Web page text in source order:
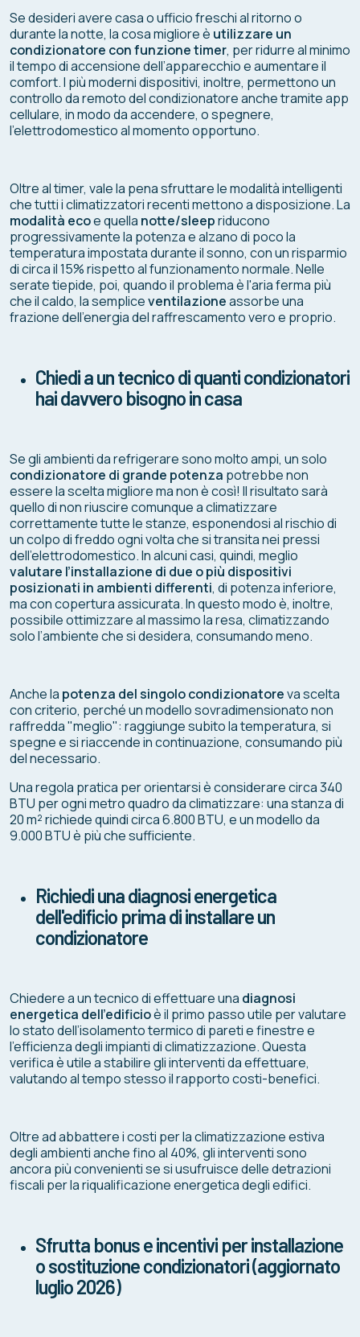
Se desideri avere casa o ufficio freschi al ritorno o
durante la notte, la cosa migliore è utilizzare un
condizionatore con funzione timer, per ridurre al minimo
il tempo di accensione dell’apparecchio e aumentare il
comfort. I più moderni dispositivi, inoltre, permettono un
controllo da remoto del condizionatore anche tramite app
cellulare, in modo da accendere, o spegnere,
l’elettrodomestico al momento opportuno.
Oltre al timer, vale la pena sfruttare le modalità intelligenti
che tutti i climatizzatori recenti mettono a disposizione. La
modalità ecoe quella notte/sleepriducono
progressivamente la potenza e alzano di poco la
temperatura impostata durante il sonno, con un risparmio
di circa il 15% rispetto al funzionamento normale. Nelle
serate tiepide, poi, quando il problema è l'aria ferma più
che il caldo, la sempliceventilazioneassorbe una
frazione dell'energia del raffrescamento vero e proprio.
Chiedi a un tecnico di quanti condizionatori
hai davvero bisogno in casa
Se gli ambienti da refrigerare sono molto ampi, un solo
condizionatore di grande potenza potrebbe non
essere la scelta migliore ma non è così! Il risultato sarà
quello di non riuscire comunque a climatizzare
correttamente tutte le stanze, esponendosi al rischio di
un colpo di freddo ogni volta che si transita nei pressi
dell’elettrodomestico. In alcuni casi, quindi, meglio
valutare l’installazione di due o più dispositivi
posizionati in ambienti differenti, di potenza inferiore,
ma con copertura assicurata. In questo modo è, inoltre,
possibile ottimizzare al massimo la resa, climatizzando
solo l’ambiente che si desidera, consumando meno.
Anche la potenza del singolo condizionatoreva scelta
con criterio, perché un modello sovradimensionato non
raffredda "meglio": raggiunge subito la temperatura, si
spegne e si riaccende in continuazione, consumando più
del necessario.
Una regola pratica per orientarsi è considerare circa 340
BTU per ogni metro quadro da climatizzare: una stanza di
20 m² richiede quindi circa 6.800 BTU, e un modello da
9.000 BTU è più che sufficiente.
Richiedi una diagnosi energetica
dell'edificio prima di installare un
condizionatore
Chiedere a un tecnico di effettuare una diagnosi
energetica dell’edificioè il primo passo utile per valutare
lo stato dell’isolamento termico di pareti e finestre e
l’efficienza degli impianti di climatizzazione. Questa
verifica è utile a stabilire gli interventi da effettuare,
valutando al tempo stesso il rapporto costi-benefici.
Oltre ad abbattere i costi per la climatizzazione estiva
degli ambienti anche fino al 40%, gli interventi sono
ancora più convenienti se si usufruisce delle detrazioni
fiscali per la riqualificazione energetica degli edifici.
Sfrutta bonus e incentivi per installazione
o sostituzione condizionatori (aggiornato
luglio 2026)